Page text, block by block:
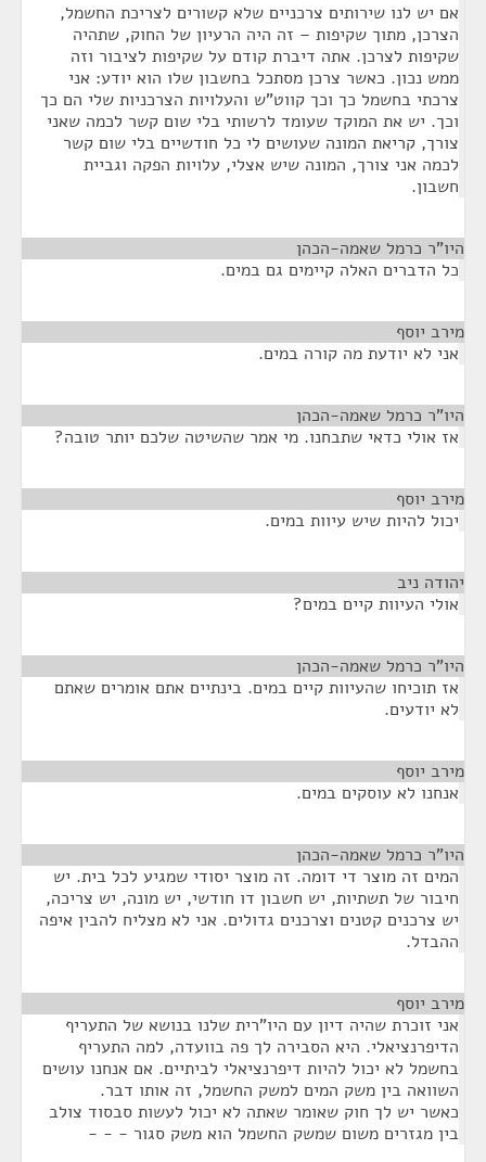
אם יש לנו שירותים צרכניים שלא קשורים לצריכת החשמל,
הצרכן, מתוך שקיפות – זה היה הרעיון של החוק, שתהיה
שקיפות לצרכן. אתה דיברת קודם על שקיפות לציבור וזה
ממש נכון. כאשר צרכן מסתכל בחשבון שלו הוא יודע: אני
צרכתי בחשמל כך וכך קווט"ש והעלויות הצרכניות שלי הם כך
וכך. יש את המוקד שעומד לרשותי בלי שום קשר לכמה שאני
צורך, קריאת המונה שעושים לי כל חודשיים בלי שום קשר
לכמה אני צורך, המונה שיש אצלי, עלויות הפקה וגביית
חשבון.
היו"ר כרמל שאמה-הכהן
כל הדברים האלה קיימים גם במים.
מירב יוסף
אני לא יודעת מה קורה במים.
היו"ר כרמל שאמה-הכהן
אז אולי כדאי שתבחנו. מי אמר שהשיטה שלכם יותר טובה?
מירב יוסף
יכול להיות שיש עיוות במים.
יהודה ניב
אולי העיוות קיים במים?
היו"ר כרמל שאמה-הכהן
אז תוכיחו שהעיוות קיים במים. בינתיים אתם אומרים שאתם
לא יודעים.
מירב יוסף
אנחנו לא עוסקים במים.
היו"ר כרמל שאמה-הכהן
המים זה מוצר די דומה. זה מוצר יסודי שמגיע לכל בית. יש
חיבור של תשתיות, יש חשבון דו חודשי, יש מונה, יש צריכה,
יש צרכנים קטנים וצרכנים גדולים. אני לא מצליח להבין איפה
ההבדל.
מירב יוסף
אני זוכרת שהיה דיון עם היו"רית שלנו בנושא של התעריף
הדיפרנציאלי. היא הסבירה לך פה בוועדה, למה התעריף
בחשמל לא יכול להיות דיפרנציאלי לביתיים. אם אנחנו עושים
השוואה בין משק המים למשק החשמל, זה אותו דבר.
כאשר יש לך חוק שאומר שאתה לא יכול לעשות סבסוד צולב
בין מגזרים משום שמשק החשמל הוא משק סגור - - -